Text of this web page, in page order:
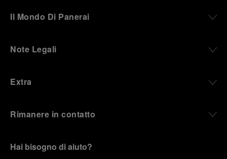
Il Mondo Di Panerai
Note Legali
Extra
Rimanere in contatto
Hai bisogno di aiuto?